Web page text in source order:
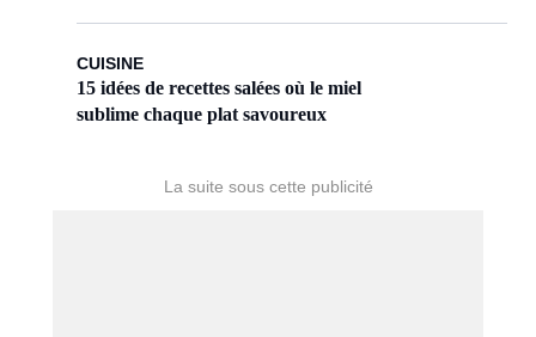
CUISINE
15 idées de recettes salées où le miel
sublime chaque plat savoureux